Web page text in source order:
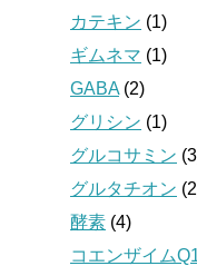
カテキン (1)
ギムネマ (1)
GABA(2)
グリシン (1)
グルコサミン
グルタチオン
酵素 (4)
コエンザイム